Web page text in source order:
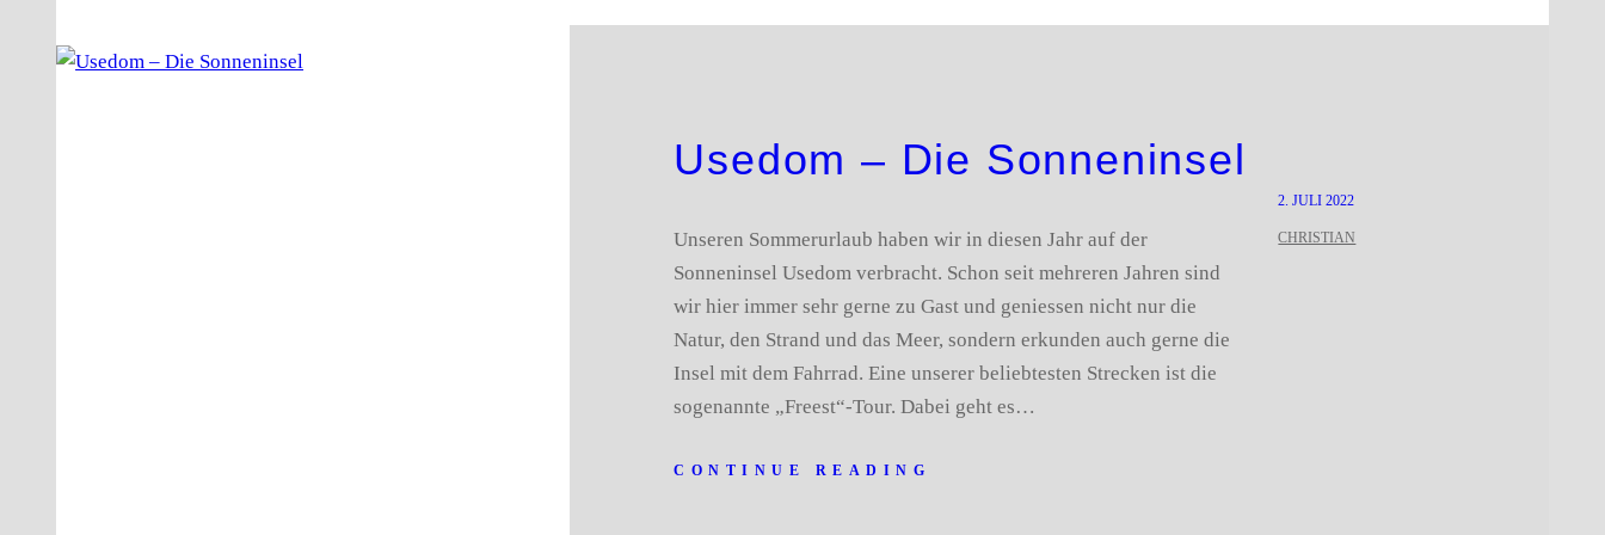
Usedom – Die Sonneninsel
Unseren Sommerurlaub haben wir in diesen Jahr auf der
Sonneninsel Usedom verbracht. Schon seit mehreren Jahren sind
wir hier immer sehr gerne zu Gast und geniessen nicht nur die
Natur, den Strand und das Meer, sondern erkunden auch gerne die
Insel mit dem Fahrrad. Eine unserer beliebtesten Strecken ist die
sogenannte „Freest“-Tour. Dabei geht es…
CONTINUE READING
2. JULI 2022
CHRISTIAN